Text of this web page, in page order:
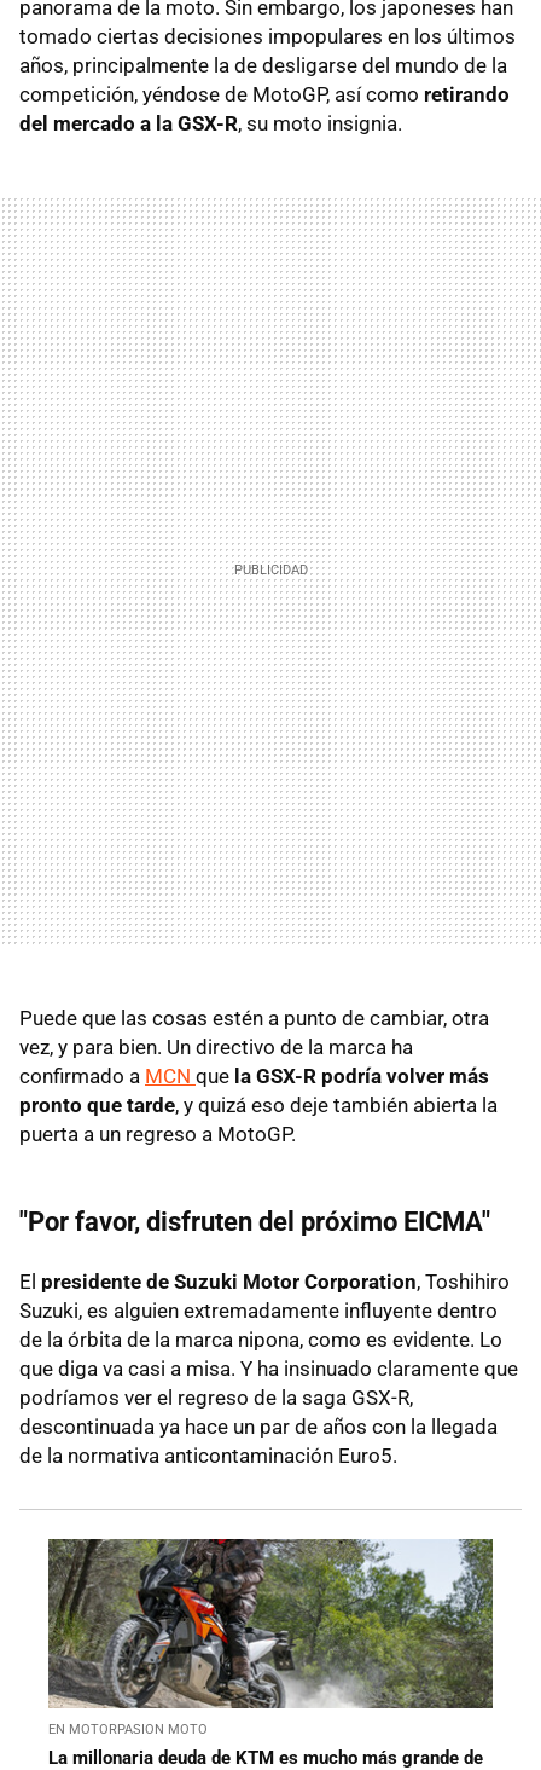
panorama de la moto. Sin embargo, los japoneses han
tomado ciertas decisiones impopulares en los últimos
años, principalmente la de desligarse del mundo de la
competición, yéndose de MotoGP, así como retirando
del mercado a la GSX-R, su moto insignia.
Puede que las cosas estén a punto de cambiar, otra
vez, y para bien. Un directivo de la marca ha
confirmado a MCN que la GSX-R podría volver más
pronto que tarde, y quizá eso deje también abierta la
puerta a un regreso a MotoGP.
"Por favor, disfruten del próximo EICMA"
El presidente de Suzuki Motor Corporation, Toshihiro
Suzuki, es alguien extremadamente influyente dentro
de la órbita de la marca nipona, como es evidente. Lo
que diga va casi a misa. Y ha insinuado claramente que
podríamos ver el regreso de la saga GSX-R,
descontinuada ya hace un par de años con la llegada
de la normativa anticontaminación Euro5.
EN MOTORPASION MOTO
La millonaria deuda de KTM es mucho más grande de